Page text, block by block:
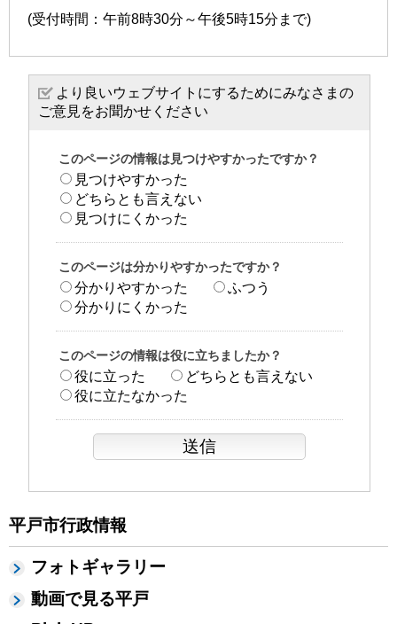
平戸市行政情報
フォトギャラリー
動画で見る平戸
(受付時間：午前8時30分～午後5時15分まで)
より良いウェブサイトにするためにみなさまの
ご意見をお聞かせください
このページの情報は見つけやすかったですか？
見つけやすかった
どちらとも言えない
見つけにくかった
このページは分かりやすかったですか？
分かりやすかった
ふつう
分かりにくかった
このページの情報は役に立ちましたか？
役に立った
どちらとも言えない
役に立たなかった